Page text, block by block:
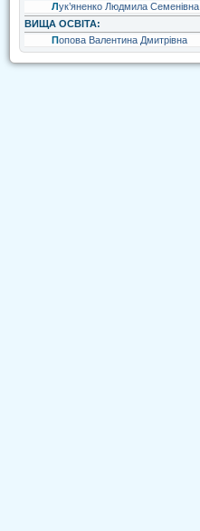
Лук’яненко Людмила Семенівна
ВИЩА ОСВІТА:
Попова Валентина Дмитрівна